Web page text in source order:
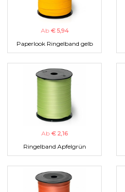
Ab € 5,94
Paperlook Ringelband gelb
Ab € 2,16
Ringelband Apfelgrün